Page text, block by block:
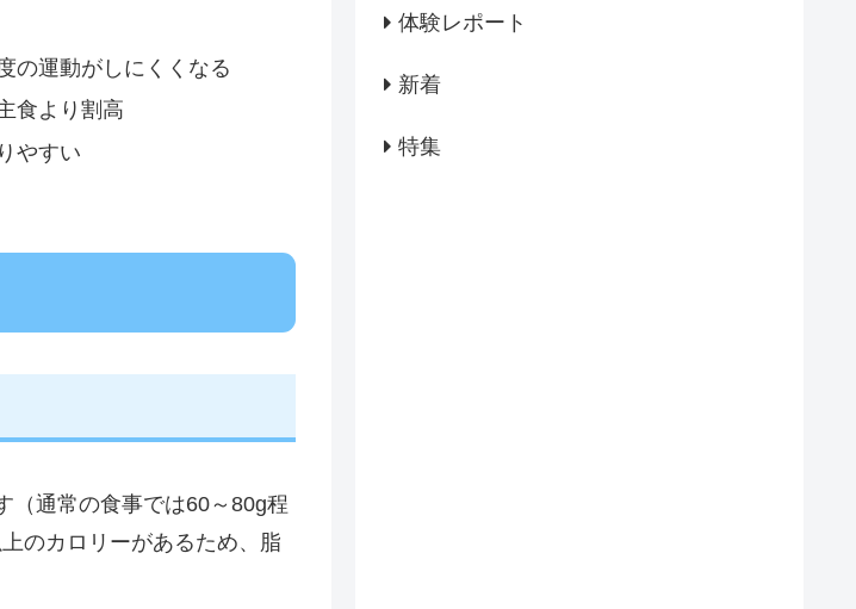
の運動がしにくくなる
食より割高
やすい
（通常の食事では60～80g程
のカロリーがあるため、脂
体験レポート
新着
特集